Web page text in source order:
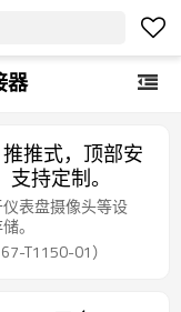
器
推式，顶部安
持定制。
表盘摄像头等设
。
T1150-01）